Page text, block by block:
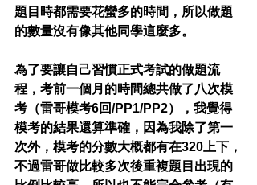
題目時都需要花蠻多的時間，所以做題
的數量沒有像其他同學這麼多。
為了要讓自己習慣正式考試的做題流
程，考前一個月的時間總共做了八次模
考（雷哥模考6回/PP1/PP2），我覺得
模考的結果還算準確，因為我除了第一
次外，模考的分數大概都有在320上下，
不過雷哥做比較多次後重複題目出現的